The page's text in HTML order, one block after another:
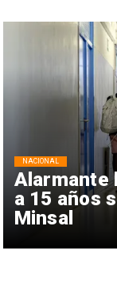
Alarmante
a 15 años
Minsal
NACIONAL